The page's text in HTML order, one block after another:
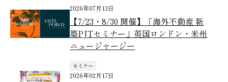
2026年07月13日
【7/23・8/30 開催】「海外不動産 新
築PJTセミナー」英国ロンドン・米州
ニュージャージー
セミナー
2026年02月17日